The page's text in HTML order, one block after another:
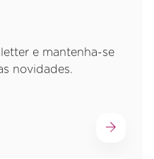
e mantenha-se
novidades.